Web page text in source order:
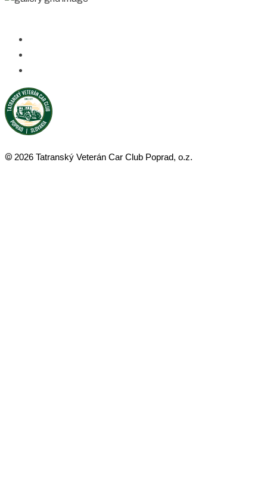
© 2026 Tatranský Veterán Car Club Poprad, o.z.